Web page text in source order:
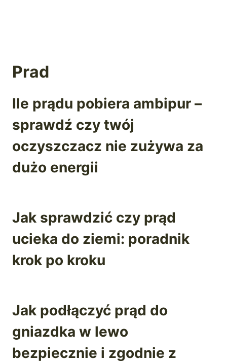
Prad
Ile prądu pobiera ambipur –
sprawdź czy twój
oczyszczacz nie zużywa za
dużo energii
Jak sprawdzić czy prąd
ucieka do ziemi: poradnik
krok po kroku
Jak podłączyć prąd do
gniazdka w lewo
bezpiecznie i zgodnie z